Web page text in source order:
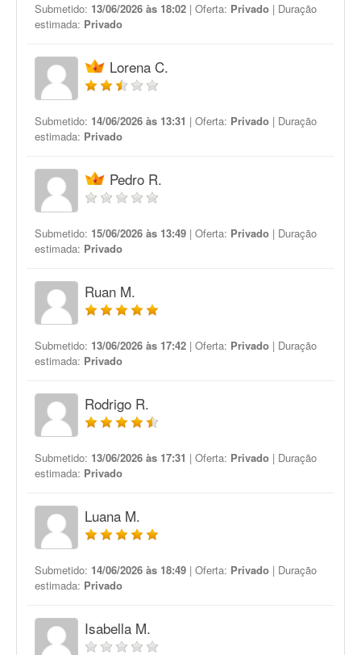
Submetido: 13/06/2026 às 18:02 | Oferta: Privado | Duração
estimada: Privado
Lorena C.
Submetido: 14/06/2026 às 13:31 | Oferta: Privado | Duração
estimada: Privado
Pedro R.
Submetido: 15/06/2026 às 13:49 | Oferta: Privado | Duração
estimada: Privado
Ruan M.
Submetido: 13/06/2026 às 17:42 | Oferta: Privado | Duração
estimada: Privado
Rodrigo R.
Submetido: 13/06/2026 às 17:31 | Oferta: Privado | Duração
estimada: Privado
Luana M.
Submetido: 14/06/2026 às 18:49 | Oferta: Privado | Duração
estimada: Privado
Isabella M.